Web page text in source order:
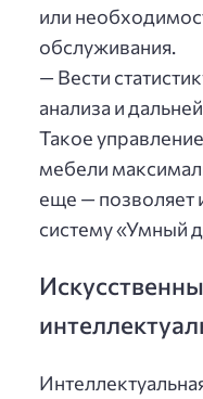
или
обслуживания.
— Вести
анализа и
Такое
мебели
еще — позволяет
систему «Умный